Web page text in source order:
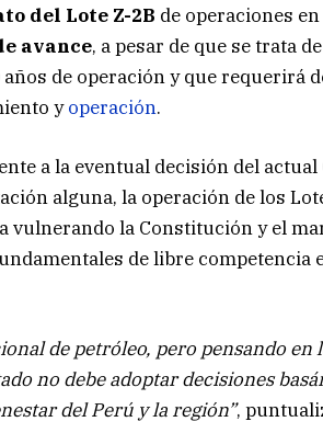
del Lote Z-2B de operaciones en
avance, a pesar de que se trata
de operación y que requerirá
yoperación.
a la eventual decisión del actual
alguna, la operación de los
vulnerando la Constitución y el
de libre competencia
de petróleo, pero pensando en
no debe adoptar decisiones
del Perú y la región”,